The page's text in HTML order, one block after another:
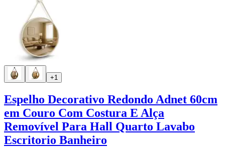
+1
Espelho Decorativo Redondo Adnet 60cm
em Couro Com Costura E Alça
Removível Para Hall Quarto Lavabo
Escritorio Banheiro